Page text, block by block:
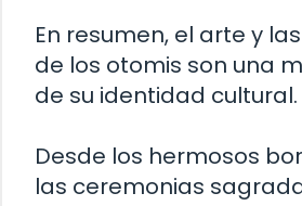
En resumen, el arte y
de los otomis son una
de su identidad cultural.
Desde los hermosos
las ceremonias